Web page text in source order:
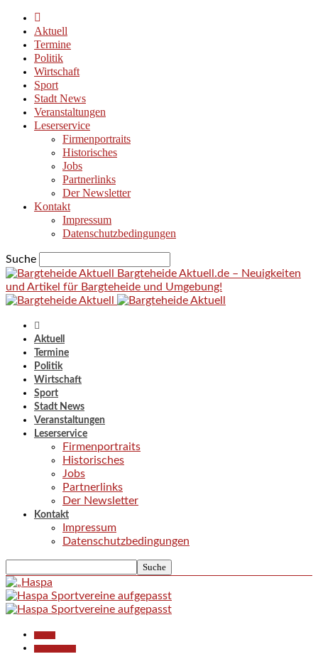
Aktuell
Termine
Politik
Wirtschaft
Sport
Stadt News
Veranstaltungen
Leserservice
Firmenportraits
Historisches
Jobs
Partnerlinks
Der Newsletter
Kontakt
Impressum
Datenschutzbedingungen
Suche
Bargteheide Aktuell.de – Neuigkeiten
und Artikel für Bargteheide und Umgebung!
Aktuell
Termine
Politik
Wirtschaft
Sport
Stadt News
Veranstaltungen
Leserservice
Firmenportraits
Historisches
Jobs
Partnerlinks
Der Newsletter
Kontakt
Impressum
Datenschutzbedingungen